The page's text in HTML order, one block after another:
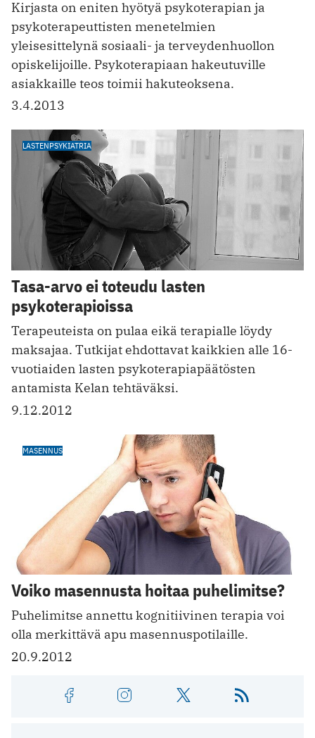
Kirjasta on eniten hyötyä psykoterapian ja
psykoterapeuttisten menetelmien
yleisesittelynä sosiaali- ja terveydenhuollon
opiskelijoille. Psykoterapiaan hakeutuville
asiakkaille teos toimii hakuteoksena.
3.4.2013
LASTENPSYKIATRIA
Tasa-arvo ei toteudu lasten
psykoterapioissa
Terapeuteista on pulaa eikä terapialle löydy
maksajaa. Tutkijat ehdottavat kaikkien alle 16-
vuotiaiden lasten psykoterapiapäätösten
antamista Kelan tehtäväksi.
9.12.2012
MASENNUS
Voiko masennusta hoitaa puhelimitse?
Puhelimitse annettu kognitiivinen terapia voi
olla merkittävä apu masennuspotilaille.
20.9.2012